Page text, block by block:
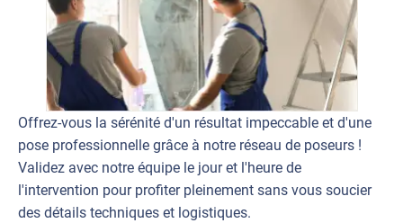
Offrez-vous la sérénité d'un résultat impeccable et d'une
pose professionnelle grâce à notre réseau de poseurs !
Validez avec notre équipe le jour et l'heure de
l'intervention pour profiter pleinement sans vous soucier
des détails techniques et logistiques.